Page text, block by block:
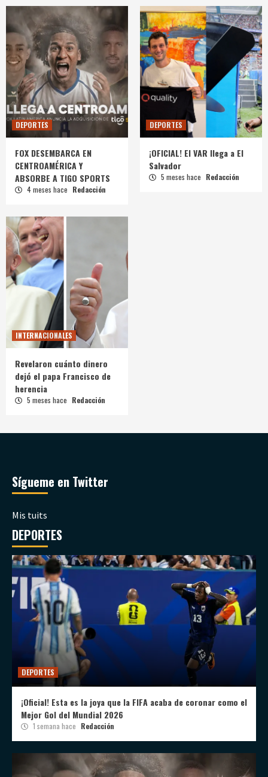
DEPORTES
FOX DESEMBARCA EN
CENTROAMÉRICA Y
ABSORBE A TIGO SPORTS
4 meses hace Redacción
DEPORTES
¡OFICIAL! El VAR llega a El
Salvador
5 meses hace Redacción
INTERNACIONALES
Revelaron cuánto dinero
dejó el papa Francisco de
herencia
5 meses hace Redacción
Sígueme en Twitter
Mis tuits
DEPORTES
DEPORTES
¡Oficial! Esta es la joya que la FIFA acaba de coronar como el
Mejor Gol del Mundial 2026
1 semana hace Redacción